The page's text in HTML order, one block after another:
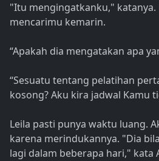
"Itu mengingatkanku," katanya.
mencarimu kemarin.
“Apakah dia mengatakan apa
“Sesuatu tentang pelatihan
kosong? Aku kira jadwal Kamu
Leila pasti punya waktu luang.
karena merindukannya. "Dia
lagi dalam beberapa hari," kata